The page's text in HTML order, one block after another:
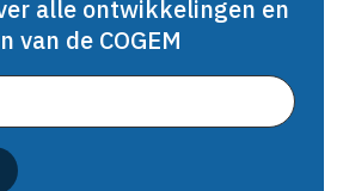
alle ontwikkelingen en
van de COGEM